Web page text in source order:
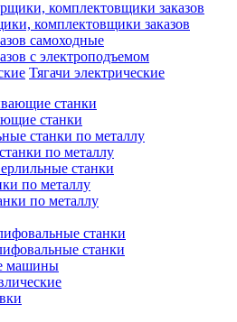
комплектовщики заказов
самоходные
с электроподъемом
Тягачи электрические
станки
станки по металлу
по металлу
станки
по металлу
по металлу
станки
станки
машины